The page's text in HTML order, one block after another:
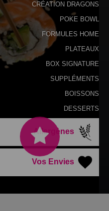
CRÉATION DRAGONS
POKE BOWL
FORMULES HOME
PLATEAUX
BOX SIGNATURE
SUPPLÉMENTS
BOISSONS
DESSERTS
Allergènes
Vos Envies